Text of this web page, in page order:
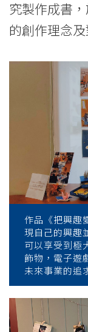
究製作成書
的創作理念
作品《把興趣
現自己的興趣
可以享受到極
飾物，電子遊
未來事業的追